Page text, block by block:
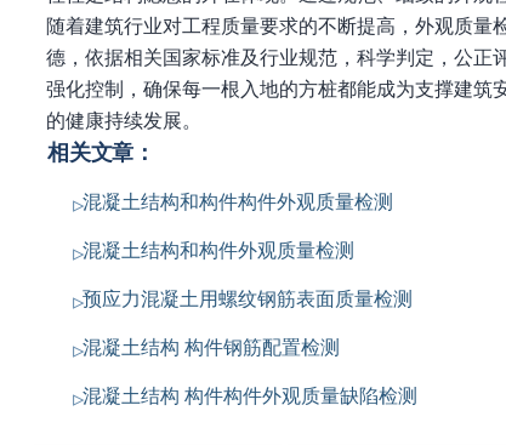
随着建筑行业对工程质量要求的不断提高，外观质
德，依据相关国家标准及行业规范，科学判定，公
强化控制，确保每一根入地的方桩都能成为支撑建
的健康持续发展。
相关文章：
混凝土结构和构件构件外观质量检测
混凝土结构和构件外观质量检测
预应力混凝土用螺纹钢筋表面质量检测
混凝土结构 构件钢筋配置检测
混凝土结构 构件构件外观质量缺陷检测